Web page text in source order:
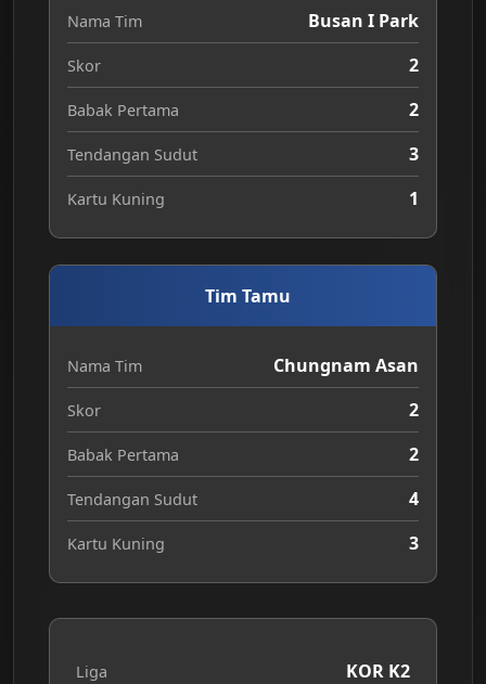
Nama Tim Busan I Park
Skor 2
Babak Pertama 2
Tendangan Sudut 3
Kartu Kuning 1
Tim Tamu
Nama Tim Chungnam Asan
Skor 2
Babak Pertama 2
Tendangan Sudut 4
Kartu Kuning 3
Liga KOR K2